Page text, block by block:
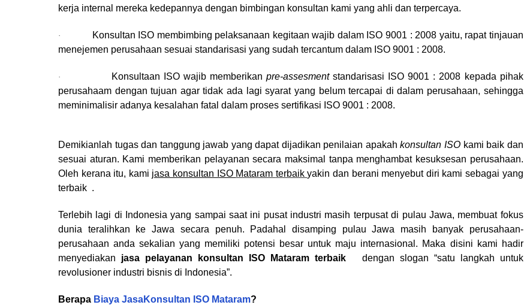
kerja internal mereka kedepannya dengan bimbingan konsultan kami yang ahli dan terpercaya.
·
Konsultan ISO membimbing pelaksanaan kegitaan wajib dalam ISO 9001 : 2008 yaitu, rapat tinjauan
menejemen perusahaan sesuai standarisasi yang sudah tercantum dalam ISO 9001 : 2008.
· Konsultaan ISO wajib memberikanpre-assesmentstandarisasi ISO 9001 : 2008 kepada pihak
perusahaam dengan tujuan agar tidak ada lagi syarat yang belum tercapai di dalam perusahaan, sehingga
meminimalisir adanya kesalahan fatal dalam proses sertifikasi ISO 9001 : 2008.
Demikianlah tugas dan tanggung jawab yang dapat dijadikan penilaian apakahkonsultan ISOkami baik dan
sesuai aturan. Kami memberikan pelayanan secara maksimal tanpa menghambat kesuksesan perusahaan.
Oleh kerana itu, kami jasa konsultan ISO Mataram terbaikyakin dan berani menyebut diri kami sebagai yang
terbaik .
Terlebih lagi di Indonesia yang sampai saat ini pusat industri masih terpusat di pulau Jawa, membuat fokus
dunia teralihkan ke Jawa secara penuh. Padahal disamping pulau Jawa masih banyak perusahaan-
perusahaan anda sekalian yang memiliki potensi besar untuk maju internasional. Maka disini kami hadir
menyediakan jasa pelayanan konsultan ISO Mataram terbaik
dengan slogan “satu langkah untuk
revolusioner industri bisnis di Indonesia”.
Berapa Biaya JasaKonsultan ISO Mataram?